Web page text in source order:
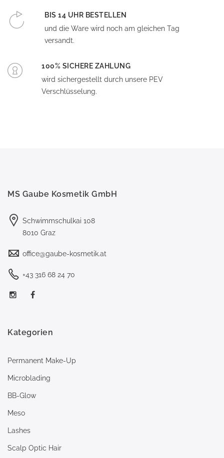
BIS 14 UHR BESTELLEN
und die Ware wird noch am gleichen Tag
versandt.
100% SICHERE ZAHLUNG
wird sichergestellt durch unsere PEV
Verschlüsselung.
MS Gaube Kosmetik GmbH
Schwimmschulkai 108
8010 Graz
office@gaube-kosmetik.at
+43 316 68 24 70
Kategorien
Permanent Make-Up
Microblading
BB-Glow
Meso
Lashes
Scalp Optic Hair